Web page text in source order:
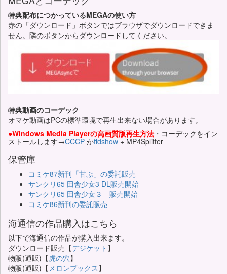
特典配布につかっているMEGAの使い方
赤の「ダウンロード」ボタンではブラウザでダウンロードできま
せん。隣のボタンからダウンロードしてください。
特典動画のコーデック
オマケ動画はPCの標準環境で再生出来ない場合があります。
●Windows Media Playerの高画質版再生方法 ・コーデックをイン
ストールします→CCCP かffdshow + MP4Splitter
保管庫
コミケ87新刊「甘ぷ」の委託販売
サンクリ65 田舎少女3 DL販売開始
サンクリ65 田舎少女３ 販売開始
コミケ86新刊の委託販売
海通信の作品購入はこちら
以下で海通信の作品が購入出来ます。
ダウンロード販売【デジケット 】
物販(通販)【虎の穴】
物販(通販)【 メロンブックス 】